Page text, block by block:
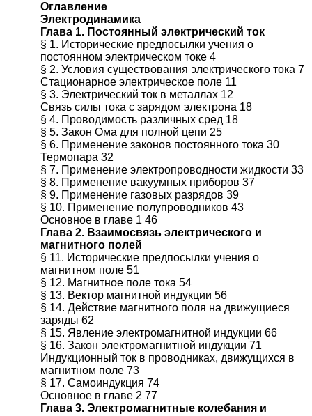
Оглавление
Электродинамика
Глава 1. Постоянный электрический ток
§ 1. Исторические предпосылки учения о
постоянном электрическом токе 4
§ 2. Условия существования электрического тока 7
Стационарное электрическое поле 11
§ 3. Электрический ток в металлах 12
Связь силы тока с зарядом электрона 18
§ 4. Проводимость различных сред 18
§ 5. Закон Ома для полной цепи 25
§ 6. Применение законов постоянного тока 30
Термопара 32
§ 7. Применение электропроводности жидкости 33
§ 8. Применение вакуумных приборов 37
§ 9. Применение газовых разрядов 39
§ 10. Применение полупроводников 43
Основное в главе 1 46
Глава 2. Взаимосвязь электрического и
магнитного полей
§ 11. Исторические предпосылки учения о
магнитном поле 51
§ 12. Магнитное поле тока 54
§ 13. Вектор магнитной индукции 56
§ 14. Действие магнитного поля на движущиеся
заряды 62
§ 15. Явление электромагнитной индукции 66
§ 16. Закон электромагнитной индукции 71
Индукционный ток в проводниках, движущихся в
магнитном поле 73
§ 17. Самоиндукция 74
Основное в главе 2 77
Глава 3. Электромагнитные колебания и